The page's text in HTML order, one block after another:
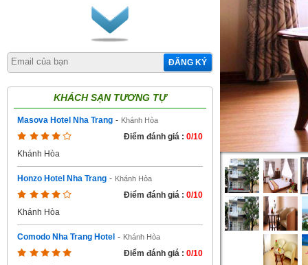
ĐĂNG KÝ
KHÁCH SẠN TƯƠNG TỰ
Masova Hotel Nha Trang - Khánh Hòa
Điểm đánh giá : 0/10
Khánh Hòa
Honzo Hotel Nha Trang - Khánh Hòa
Điểm đánh giá : 0/10
Khánh Hòa
Comodo Nha Trang Hotel - Khánh Hòa
Điểm đánh giá : 0/10